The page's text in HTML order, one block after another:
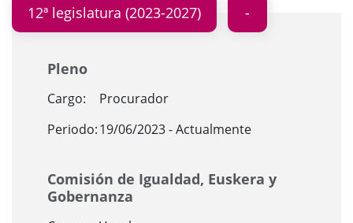
12ª legislatura (2023-2027)
Pleno
Cargo:
Procurador
Periodo:19/06/2023 - Actualmente
Comisión de Igualdad, Euskera y
Gobernanza